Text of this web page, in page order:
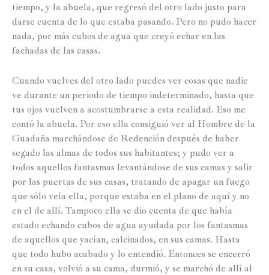
tiempo, y la abuela, que regresó del otro lado justo para
darse cuenta de lo que estaba pasando. Pero no pudo hacer
nada, por más cubos de agua que creyó echar en las
fachadas de las casas.
Cuando vuelves del otro lado puedes ver cosas que nadie
ve durante un periodo de tiempo indeterminado, hasta que
tus ojos vuelven a acostumbrarse a esta realidad. Eso me
contó la abuela. Por eso ella consiguió ver al Hombre de la
Guadaña marchándose de Redención después de haber
segado las almas de todos sus habitantes; y pudo ver a
todos aquellos fantasmas levantándose de sus camas y salir
por las puertas de sus casas, tratando de apagar un fuego
que sólo veía ella, porque estaba en el plano de aquí y no
en el de allí. Tampoco ella se dio cuenta de que había
estado echando cubos de agua ayudada por los fantasmas
de aquellos que yacían, calcinados, en sus camas. Hasta
que todo hubo acabado y lo entendió. Entonces se encerró
en su casa, volvió a su cama, durmió, y se marchó de allí al